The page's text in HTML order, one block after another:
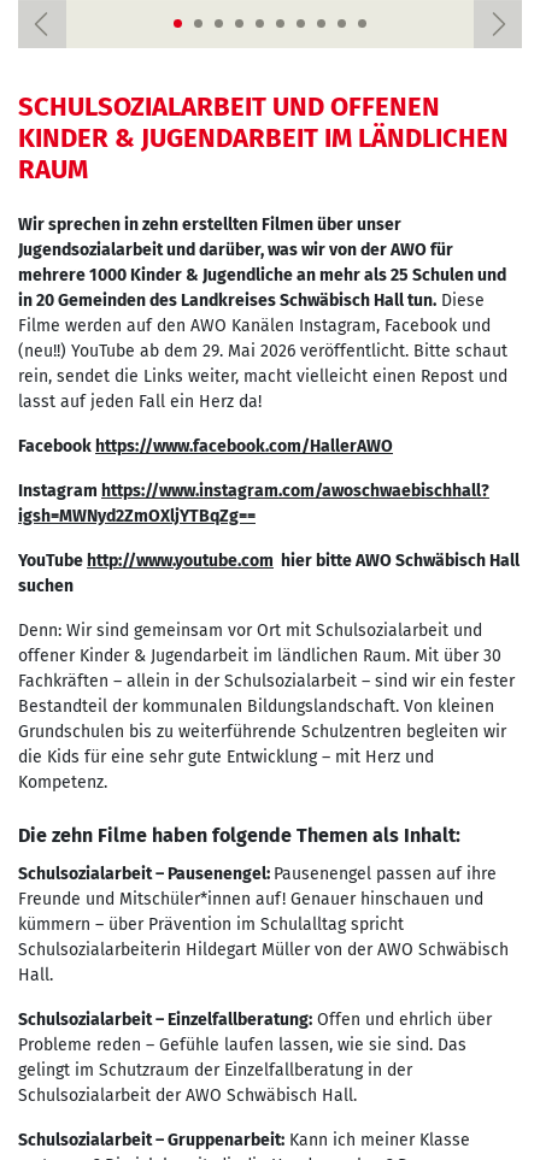
SCHULSOZIALARBEIT UND OFFENEN
KINDER & JUGENDARBEIT IM LÄNDLICHEN
RAUM
Wir sprechen in zehn erstellten Filmen über unser
Jugendsozialarbeit und darüber, was wir von der AWO für
mehrere 1000 Kinder & Jugendliche an mehr als 25 Schulen und
in 20 Gemeinden des Landkreises Schwäbisch Hall tun. Diese
Filme werden auf den AWO Kanälen Instagram, Facebook und
(neu!!) YouTube ab dem 29. Mai 2026 veröffentlicht. Bitte schaut
rein, sendet die Links weiter, macht vielleicht einen Repost und
lasst auf jeden Fall ein Herz da!
Facebook https://www.facebook.com/HallerAWO
Instagram https://www.instagram.com/awoschwaebischhall?
igsh=MWNyd2ZmOXljYTBqZg==
YouTube http://www.youtube.com hier bitte AWO Schwäbisch Hall
suchen
Denn: Wir sind gemeinsam vor Ort mit Schulsozialarbeit und
offener Kinder & Jugendarbeit im ländlichen Raum. Mit über 30
Fachkräften – allein in der Schulsozialarbeit – sind wir ein fester
Bestandteil der kommunalen Bildungslandschaft. Von kleinen
Grundschulen bis zu weiterführende Schulzentren begleiten wir
die Kids für eine sehr gute Entwicklung – mit Herz und
Kompetenz.
Die zehn Filme haben folgende Themen als Inhalt:
Schulsozialarbeit – Pausenengel: Pausenengel passen auf ihre
Freunde und Mitschüler*innen auf! Genauer hinschauen und
kümmern – über Prävention im Schulalltag spricht
Schulsozialarbeiterin Hildegart Müller von der AWO Schwäbisch
Hall.
Schulsozialarbeit – Einzelfallberatung: Offen und ehrlich über
Probleme reden – Gefühle laufen lassen, wie sie sind. Das
gelingt im Schutzraum der Einzelfallberatung in der
Schulsozialarbeit der AWO Schwäbisch Hall.
Schulsozialarbeit – Gruppenarbeit: Kann ich meiner Klasse